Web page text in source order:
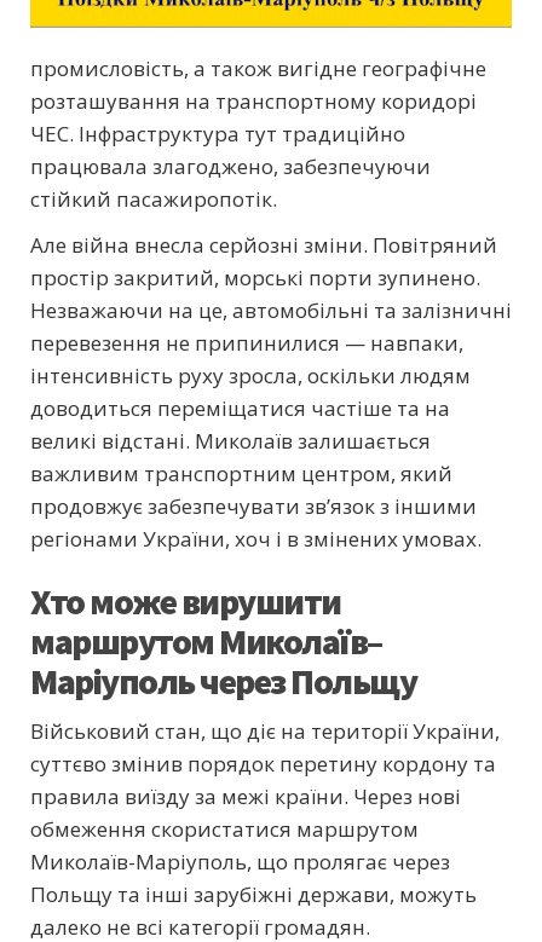
промисловість, а також вигідне географічне
розташування на транспортному коридорі
ЧЕС. Інфраструктура тут традиційно
працювала злагоджено, забезпечуючи
стійкий пасажиропотік.
Але війна внесла серйозні зміни. Повітряний
простір закритий, морські порти зупинено.
Незважаючи на це, автомобільні та залізничні
перевезення не припинилися — навпаки,
інтенсивність руху зросла, оскільки людям
доводиться переміщатися частіше та на
великі відстані. Миколаїв залишається
важливим транспортним центром, який
продовжує забезпечувати зв’язок з іншими
регіонами України, хоч і в змінених умовах.
Хто може вирушити
маршрутом Миколаїв–
Маріуполь через Польщу
Військовий стан, що діє на території України,
суттєво змінив порядок перетину кордону та
правила виїзду за межі країни. Через нові
обмеження скористатися маршрутом
Миколаїв-Маріуполь, що пролягає через
Польщу та інші зарубіжні держави, можуть
далеко не всі категорії громадян.